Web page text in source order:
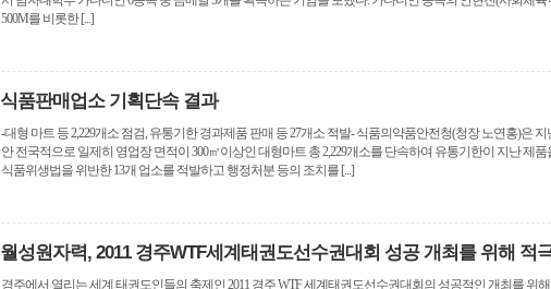
500M를 비롯한 [...]
식품판매업소 기획단속 결과
-대형 마트 등 2,229개소 점검, 유통기한 경과제품 판매 등 27개소 적발- 식품의약품안전청(청장 노연홍)은 지
안 전국적으로 일제히 영업장 면적이 300㎡이상인 대형마트 총 2,229개소를 단속하여 유통기한이 지난 제
식품위생법을 위반한 13개 업소를 적발하고 행정처분 등의 조치를 [...]
월성원자력, 2011 경주WTF세계태권도선수권대회 성공 개최를 위해 적
경주에서 열리는 세계 태권도인들의 축제인 2011 경주 WTF 세계태권도선수권대회의 성공적인 개최를 위